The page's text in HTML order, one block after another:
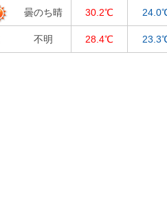
曇のち晴 30.2℃
不明 28.4℃